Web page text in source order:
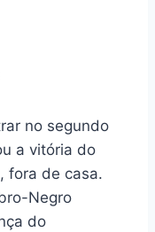
no segundo
a vitória do
fora de casa.
Negro
do